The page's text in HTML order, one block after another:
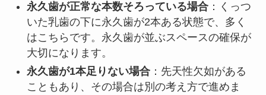
永久歯が正常な本数そろっている場合：くっつ
いた乳歯の下に永久歯が2本ある状態で、多く
はこちらです。永久歯が並ぶスペースの確保が
大切になります。
永久歯が1本足りない場合：先天性欠如がある
こともあり、その場合は別の考え方で進めま